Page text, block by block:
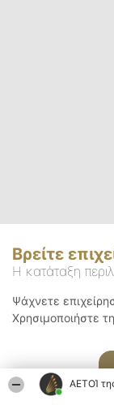
ΑΕΤΟΊ
Βρείτε
Η κατάταξη
Ψάχνετε
Χρησιμοποιήστε